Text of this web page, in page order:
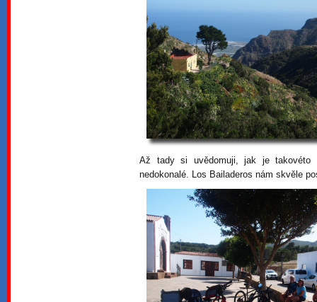
Až tady si uvědomuji, jak je takovéto
nedokonalé. Los Bailaderos nám skvěle